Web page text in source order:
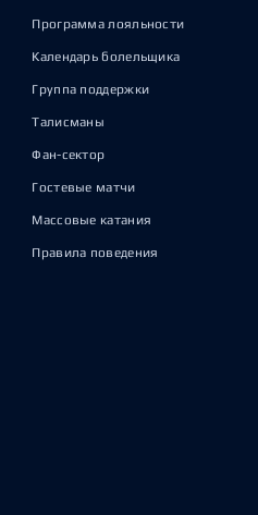
Программа лояльности
Календарь болельщика
Группа поддержки
Талисманы
Фан-сектор
Гостевые матчи
Массовые катания
Правила поведения